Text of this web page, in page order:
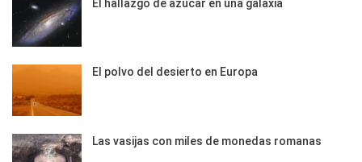
El hallazgo de azúcar en una galaxia
El polvo del desierto en Europa
Las vasijas con miles de monedas romanas